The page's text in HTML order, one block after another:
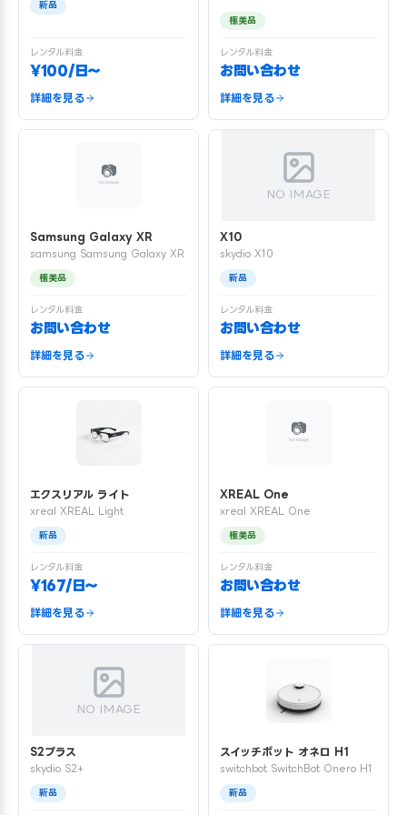
新品
レンタル料金
¥100/日〜
詳細を見る
極美品
レンタル料金
お問い合わせ
詳細を見る
Samsung Galaxy XR
samsung Samsung Galaxy XR
極美品
レンタル料金
お問い合わせ
詳細を見る
NO IMAGE
X10
skydio X10
新品
レンタル料金
お問い合わせ
詳細を見る
エクスリアル ライト
xreal XREAL Light
新品
レンタル料金
¥167/日〜
詳細を見る
XREAL One
xreal XREAL One
極美品
レンタル料金
お問い合わせ
詳細を見る
NO IMAGE
S2プラス
skydio S2+
新品
スイッチボット オネロ H1
switchbot SwitchBot Onero H1
新品